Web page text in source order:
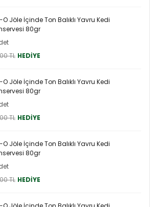
O Jöle İçinde Ton Balıklı Yavru Kedi
80gr
TL HEDİYE
O Jöle İçinde Ton Balıklı Yavru Kedi
80gr
TL HEDİYE
O Jöle İçinde Ton Balıklı Yavru Kedi
80gr
TL HEDİYE